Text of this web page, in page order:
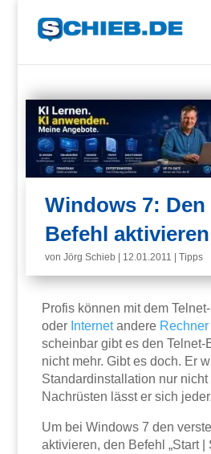
Windows 7: Den
Befehl aktivieren
vonJörg Schieb 12.01.2011 |Tipps
Profis können mit dem
oder Internetandere Rechner
scheinbar gibt es den
nicht mehr. Gibt es doch. Er
Standardinstallation nur nicht
Nachrüsten lässt er sich
Um bei Windows 7 den
aktivieren, den Befehl „Start |